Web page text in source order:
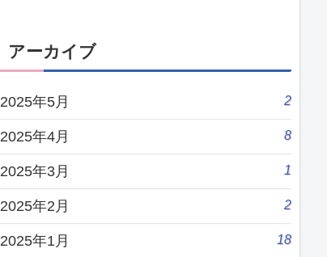
アーカイブ
2025年5月 2
2025年4月 8
2025年3月 1
2025年2月 2
2025年1月 18